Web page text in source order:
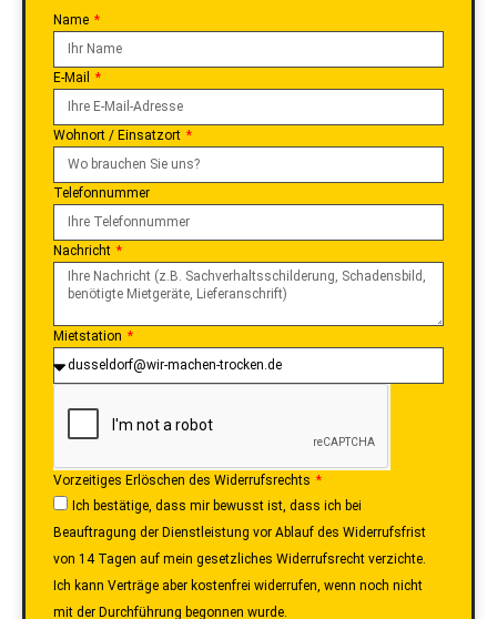
Name
E-Mail
Wohnort / Einsatzort
Telefonnummer
Nachricht
Mietstation
Vorzeitiges Erlöschen des Widerrufsrechts
Ich bestätige, dass mir bewusst ist, dass ich bei
Beauftragung der Dienstleistung vor Ablauf des Widerrufsfrist
von 14 Tagen auf mein gesetzliches Widerrufsrecht verzichte.
Ich kann Verträge aber kostenfrei widerrufen, wenn noch nicht
mit der Durchführung begonnen wurde.